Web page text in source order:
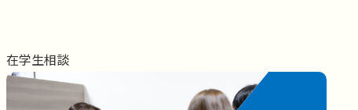
在学生相談